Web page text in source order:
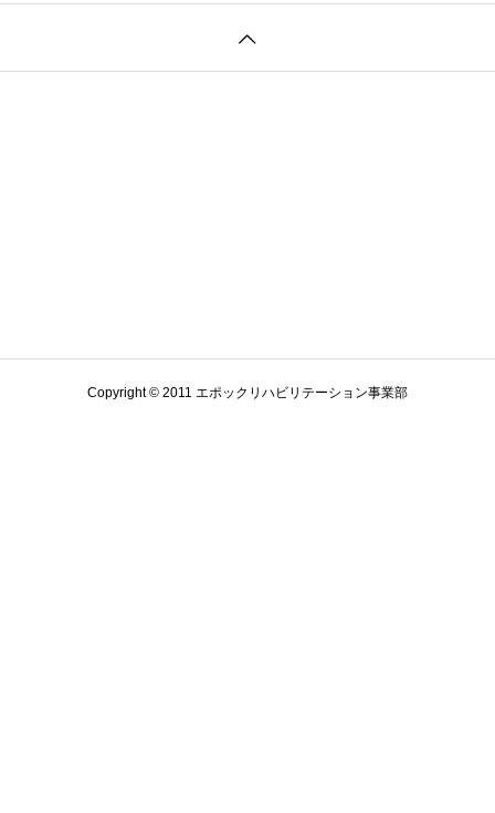
Copyright © 2011 エポックリハビリテーション事業部